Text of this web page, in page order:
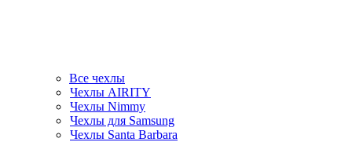
Все чехлы
Чехлы AIRITY
Чехлы Nimmy
Чехлы для Samsung
Чехлы Santa Barbara